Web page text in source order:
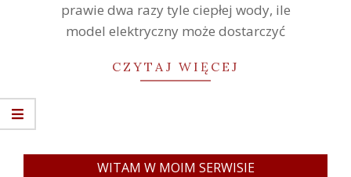
prawie dwa razy tyle ciepłej wody, ile
model elektryczny może dostarczyć
CZYTAJ WIĘCEJ
WITAM W MOIM SERWISIE